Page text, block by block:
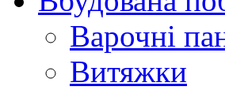
Варочні
Витяжки